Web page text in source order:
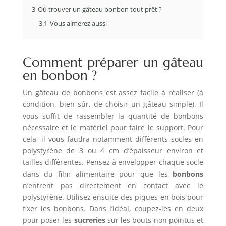
3 Où trouver un gâteau bonbon tout prêt ?
3.1 Vous aimerez aussi
Comment préparer un gâteau
en bonbon ?
Un gâteau de bonbons est assez facile à réaliser (à
condition, bien sûr, de choisir un gâteau simple). Il
vous suffit de rassembler la quantité de bonbons
nécessaire et le matériel pour faire le support. Pour
cela, il vous faudra notamment différents socles en
polystyrène de 3 ou 4 cm d’épaisseur environ et
tailles différentes. Pensez à envelopper chaque socle
dans du film alimentaire pour que les bonbons
n’entrent pas directement en contact avec le
polystyrène. Utilisez ensuite des piques en bois pour
fixer les bonbons. Dans l’idéal, coupez-les en deux
pour poser les sucreriessur les bouts non pointus et